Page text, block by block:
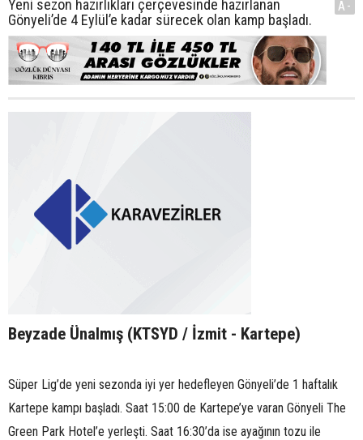
Yeni sezon hazırlıkları çerçevesinde hazırlanan
Gönyeli’de 4 Eylül’e kadar sürecek olan kamp başladı.
A-
Beyzade Ünalmış (KTSYD / İzmit - Kartepe)
Süper Lig’de yeni sezonda iyi yer hedefleyen Gönyeli’de 1 haftalık
Kartepe kampı başladı. Saat 15:00 de Kartepe’ye varan Gönyeli The
Green Park Hotel’e yerleşti. Saat 16:30’da ise ayağının tozu ile